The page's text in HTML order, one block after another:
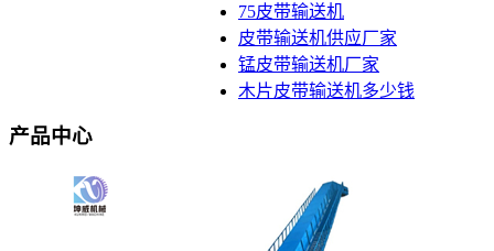
75皮带输送机
皮带输送机供应厂家
锰皮带输送机厂家
木片皮带输送机多少钱
产品中心